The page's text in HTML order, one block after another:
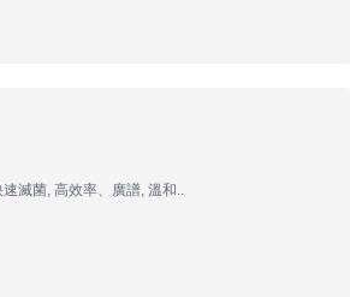
滅菌, 高效率、廣譜, 溫和..